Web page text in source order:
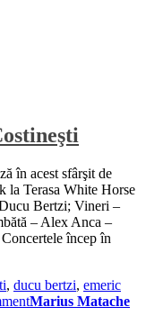
în acest sfârşit de
la Terasa White Horse
Bertzi; Vineri –
– Alex Anca –
încep în
, ducu bertzi, emeric
Marius Matache